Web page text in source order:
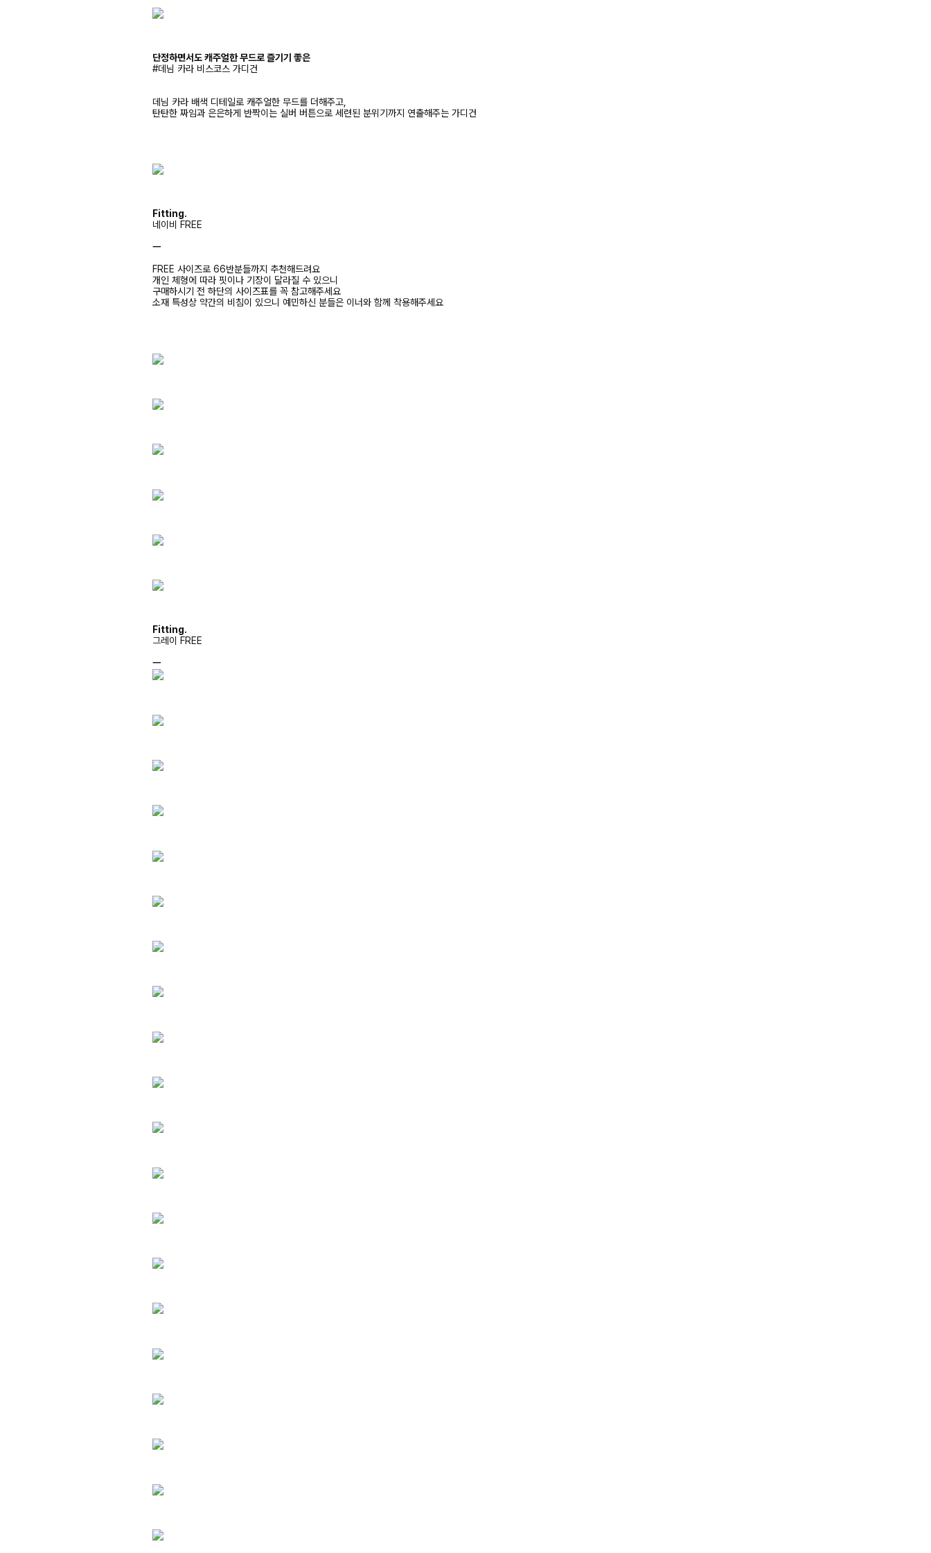
단정하면서도 캐주얼한 무드로 즐기기 좋은
#데님 카라 비스코스 가디건
데님 카라 배색 디테일로 캐주얼한 무드를 더해주고,
탄탄한 짜임과 은은하게 반짝이는 실버 버튼으로 세련된 분위기까지 연출해주는 가디건
Fitting.
네이비 FREE
ㅡ
FREE 사이즈로 66반분들까지 추천해드려요
개인 체형에 따라 핏이나 기장이 달라질 수 있으니
구매하시기 전 하단의 사이즈표를 꼭 참고해주세요
소재 특성상 약간의 비침이 있으니 예민하신 분들은 이너와 함께 착용해주세요
Fitting.
그레이 FREE
ㅡ